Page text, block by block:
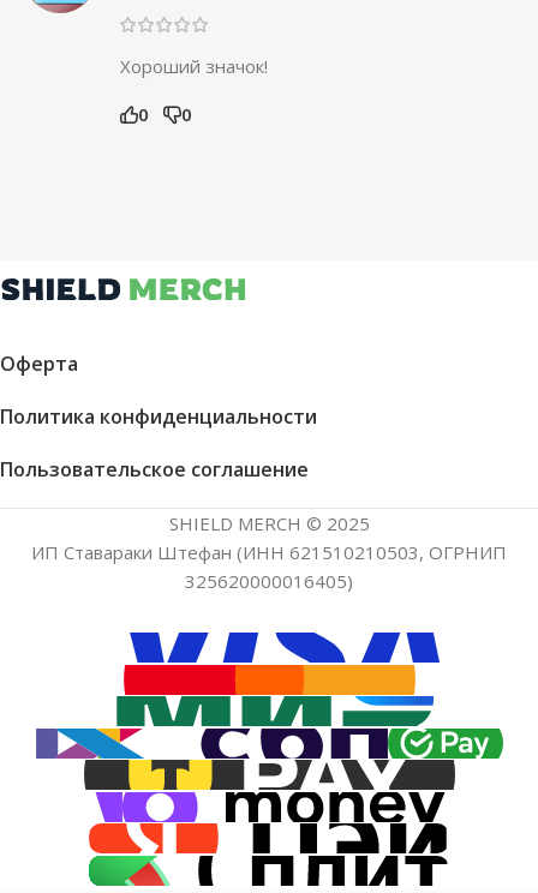
Хороший значок!
0 0
Оферта
Политика конфиденциальности
Пользовательское соглашение
SHIELD MERCH © 2025
ИП Ставараки Штефан (ИНН 621510210503, ОГРНИП
325620000016405)